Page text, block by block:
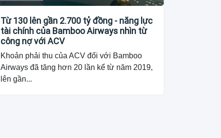
Từ 130 lên gần 2.700 tỷ đồng - năng lực
tài chính của Bamboo Airways nhìn từ
công nợ với ACV
Khoản phải thu của ACV đối với Bamboo
Airways đã tăng hơn 20 lần kể từ năm 2019,
lên gần...